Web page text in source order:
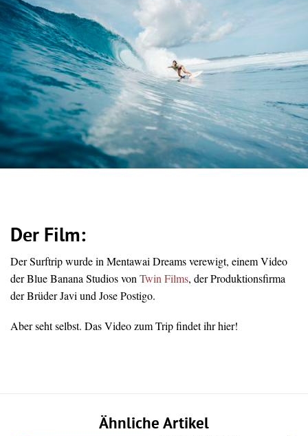
Der Film:
Der Surftrip wurde in Mentawai Dreams verewigt, einem Video
der Blue Banana Studios vonTwin Films, der Produktionsfirma
der Brüder Javi und Jose Postigo.
Aber seht selbst. Das Video zum Trip findet ihr hier!
Ähnliche Artikel